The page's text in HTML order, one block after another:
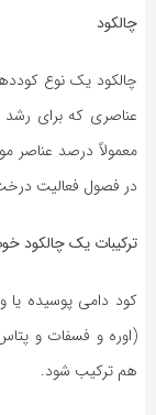
چالکود
چالکود یک نوع
عناصری که برای
معمولاً درصد عناصر
در فصول فعالیت
ترکیبات یک چالکود
کود دامی پوسیده یا
(اوره و فسفات و
هم ترکیب شود.